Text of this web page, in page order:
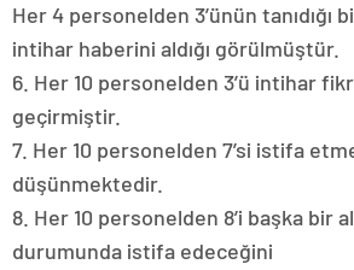
Her 4 personelden 3’ünün tanıdığı
intihar haberini aldığı görülmüştür.
6. Her 10 personelden 3’ü intihar
geçirmiştir.
7. Her 10 personelden 7’si istifa
düşünmektedir.
8. Her 10 personelden 8’i başka bir
durumunda istifa edeceğini